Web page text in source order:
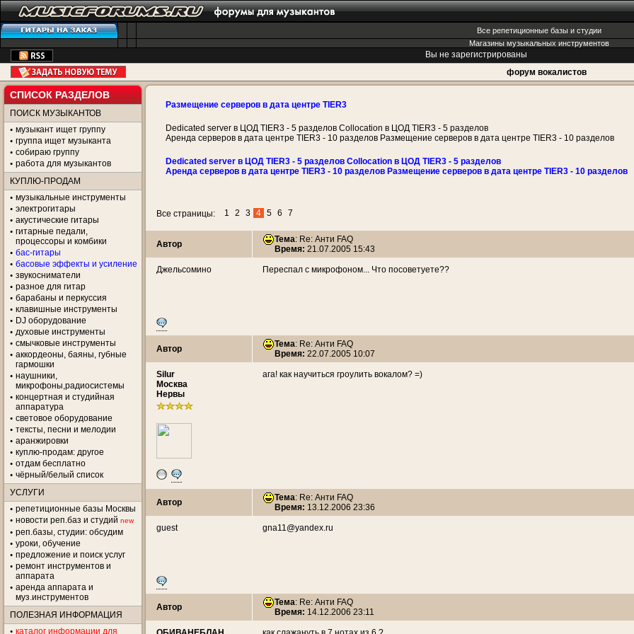
Все репетиционные базы и студии
Магазины музыкальных инструментов
Вы не зарегистрированы
форум вокалистов
СПИСОК РАЗДЕЛОВ
ПОИСК МУЗЫКАНТОВ
музыкант ищет группу
группа ищет музыканта
собираю группу
работа для музыкантов
КУПЛЮ-ПРОДАМ
музыкальные инструменты
электрогитары
акустические гитары
гитарные педали,
процессоры и комбики
бас-гитары
басовые эффекты и усиление
звукосниматели
разное для гитар
барабаны и перкуссия
клавишные инструменты
DJ оборудование
духовые инструменты
смычковые инструменты
аккордеоны, баяны, губные
гармошки
наушники,
микрофоны,радиосистемы
концертная и студийная
аппаратура
световое оборудование
тексты, песни и мелодии
аранжировки
куплю-продам: другое
отдам бесплатно
чёрный/белый список
УСЛУГИ
репетиционные базы Москвы
новости реп.баз и студий new
реп.базы, студии: обсудим
уроки, обучение
предложение и поиск услуг
ремонт инструментов и
аппарата
аренда аппарата и
муз.инструментов
ПОЛЕЗНАЯ ИНФОРМАЦИЯ
каталог информации для
Размещение серверов в дата центре TIER3
Dedicated server в ЦОД TIER3 - 5 разделов Collocation в ЦОД TIER3 - 5 разделов
Аренда серверов в дата центре TIER3 - 10 разделов Размещение серверов в дата центре TIER3 - 10 разделов
Dedicated server в ЦОД TIER3 - 5 разделов Collocation в ЦОД TIER3 - 5 разделов
Аренда серверов в дата центре TIER3 - 10 разделов Размещение серверов в дата центре TIER3 - 10 разделов
Все страницы: 1 2 3 4 5 6 7
Автор Тема: Re: Анти FAQ
Время: 21.07.2005 15:43
Джельсомино Переспал с микрофоном... Что посоветуете??
Автор Тема: Re: Анти FAQ
Время: 22.07.2005 10:07
Silur
Москва
Нервы
ага! как научиться гроулить вокалом? =)
Автор Тема: Re: Анти FAQ
Время: 13.12.2006 23:36
guest gna11@yandex.ru
Автор Тема: Re: Анти FAQ
Время: 14.12.2006 23:11